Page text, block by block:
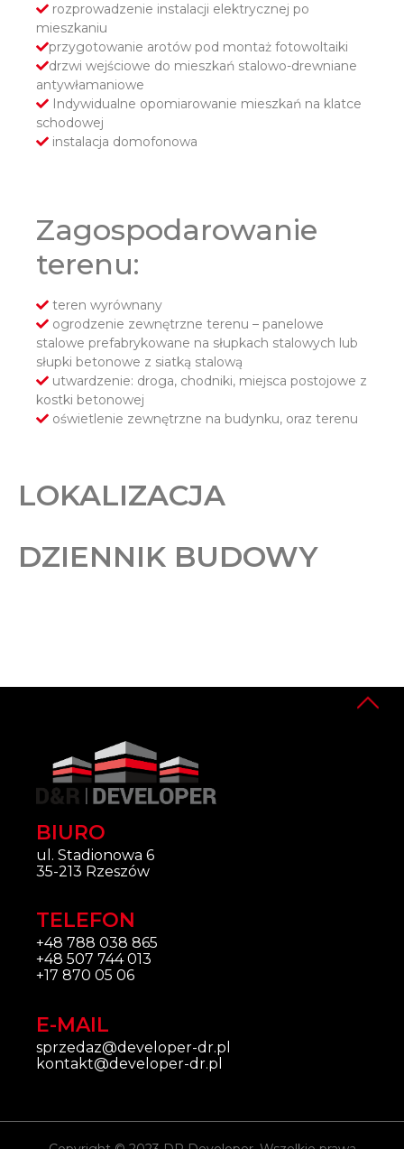
rozprowadzenie instalacji elektrycznej po
mieszkaniu
przygotowanie arotów pod montaż fotowoltaiki
drzwi wejściowe do mieszkań stalowo-drewniane
antywłamaniowe
Indywidualne opomiarowanie mieszkań na klatce
schodowej
instalacja domofonowa
Zagospodarowanie
terenu:
teren wyrównany
ogrodzenie zewnętrzne terenu – panelowe
stalowe prefabrykowane na słupkach stalowych lub
słupki betonowe z siatką stalową
utwardzenie: droga, chodniki, miejsca postojowe z
kostki betonowej
oświetlenie zewnętrzne na budynku, oraz terenu
LOKALIZACJA
DZIENNIK BUDOWY
BIURO
ul. Stadionowa 6
35-213 Rzeszów
TELEFON
+48 788 038 865
+48 507 744 013
+17 870 05 06
E-MAIL
sprzedaz@developer-dr.pl
kontakt@developer-dr.pl